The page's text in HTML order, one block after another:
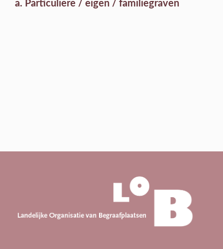
a. Particuliere / eigen / familiegraven